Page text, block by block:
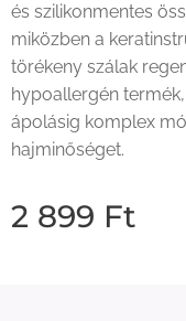
és szilikonmentes
miközben a
törékeny szálak
hypoallergén
ápolásig komplex
hajminőséget.
2 899 Ft